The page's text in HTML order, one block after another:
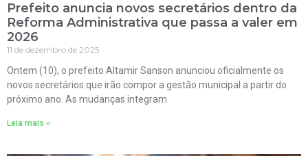
Prefeito anuncia novos secretários dentro da
Reforma Administrativa que passa a valer em
2026
11 de dezembro de 2025
Ontem (10), o prefeito Altamir Sanson anunciou oficialmente os
novos secretários que irão compor a gestão municipal a partir do
próximo ano. As mudanças integram
Leia mais »